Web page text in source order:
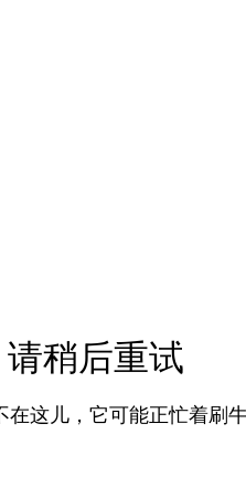
稍后重试
在这儿，它可能正忙着刷